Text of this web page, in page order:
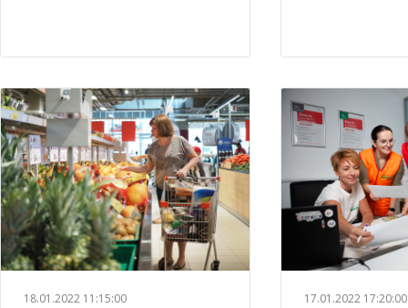
18.01.2022 11:15:00 17.01.2022 17:20:00